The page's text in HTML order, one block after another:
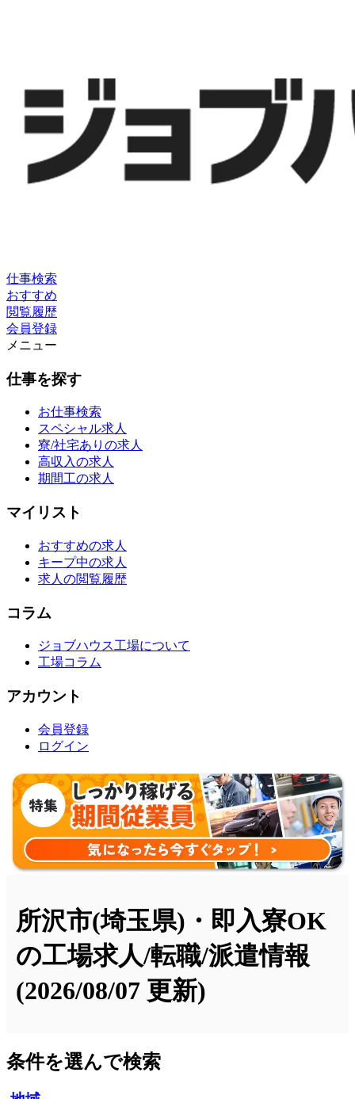
仕事検索
おすすめ
閲覧履歴
会員登録
メニュー
仕事を探す
お仕事検索
スペシャル求人
寮/社宅ありの求人
高収入の求人
期間工の求人
マイリスト
おすすめの求人
キープ中の求人
求人の閲覧履歴
コラム
ジョブハウス工場について
工場コラム
アカウント
会員登録
ログイン
所沢市(埼玉県)・即入寮OK
の工場求人/転職/派遣情報
(2026/08/07 更新)
条件を選んで検索